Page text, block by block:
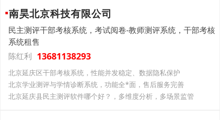
南昊北京科技有限公司
民主测评干部考核系统，考试阅卷-教师测评系统，干部考核
系统租售
陈红利 13681138293
北京延庆区干部考核系统，性能并发稳定、数据隐私保护
北京学业测评与学情诊断系统，功能全*面，售后服务完善
北京延庆县民主测评软件哪个好？，多维度分析，多场景监管